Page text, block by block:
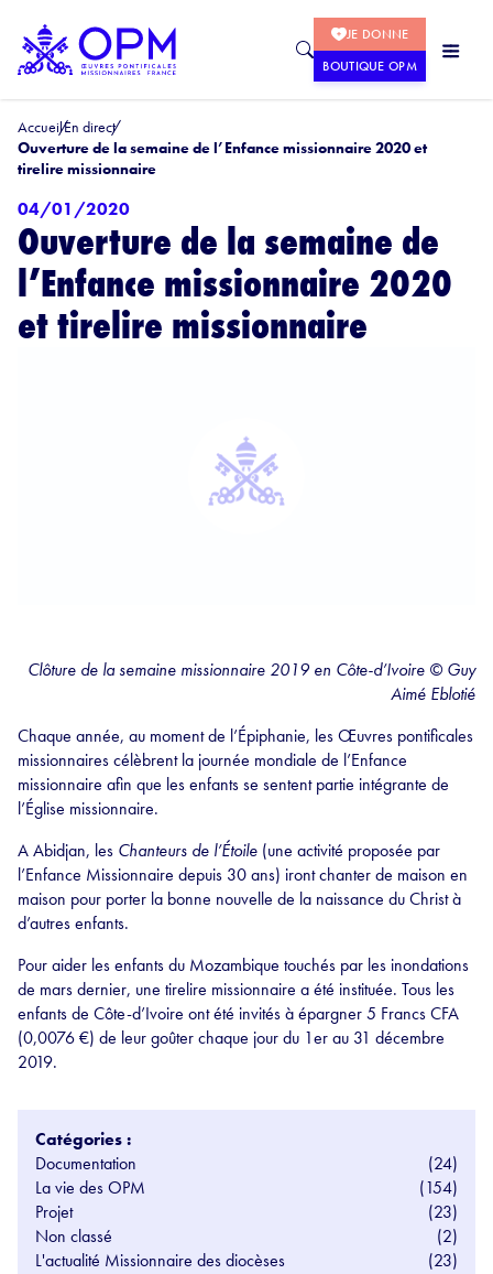
JE DONNE
BOUTIQUE OPM
AccueilEn direct
Ouverture de la semaine de l’Enfance missionnaire 2020 et
tirelire missionnaire
04/01/2020
Ouverture de la semaine de
l’Enfance missionnaire 2020
et tirelire missionnaire
Clôture de la semaine missionnaire 2019 en Côte-d’Ivoire © Guy
Aimé Eblotié
Chaque année, au moment de l’Épiphanie, les Œuvres pontificales
missionnaires célèbrent la journée mondiale de l’Enfance
missionnaire afin que les enfants se sentent partie intégrante de
l’Église missionnaire.
A Abidjan, les Chanteurs de l’Étoile (une activité proposée par
l’Enfance Missionnaire depuis 30 ans) iront chanter de maison en
maison pour porter la bonne nouvelle de la naissance du Christ à
d’autres enfants.
Pour aider les enfants du Mozambique touchés par les inondations
de mars dernier, une tirelire missionnaire a été instituée. Tous les
enfants de Côte-d’Ivoire ont été invités à épargner 5 Francs CFA
(0,0076 €) de leur goûter chaque jour du 1er au 31 décembre
2019.
Catégories :
Documentation
(24)
La vie des OPM
(154)
Projet
(23)
Non classé
(2)
L'actualité Missionnaire des diocèses
(23)